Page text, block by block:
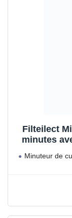
Filteilect
minutes
Minuteur de